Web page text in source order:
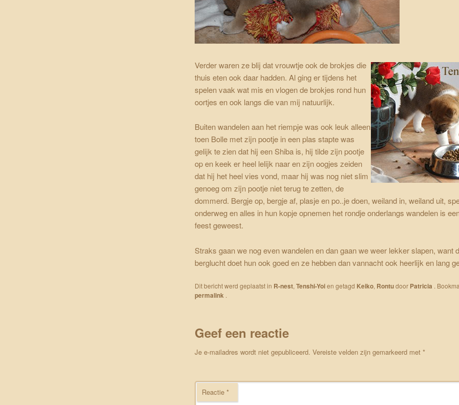
Verder waren ze blij dat vrouwtje ook de brokjes die
thuis eten ook daar hadden. Al ging er tijdens het
spelen vaak wat mis en vlogen de brokjes rond hun
oortjes en ook langs die van mij natuurlijk.
Buiten wandelen aan het riempje was ook leuk alleen
toen Bolle met zijn pootje in een plas stapte was
gelijk te zien dat hij een Shiba is, hij tilde zijn pootje
op en keek er heel lelijk naar en zijn oogjes zeiden
dat hij het heel vies vond, maar hij was nog niet slim
genoeg om zijn pootje niet terug te zetten, de
dommerd. Bergje op, bergje af, plasje en po..je doen, weiland in, weiland uit,
onderweg en alles in hun kopje opnemen het rondje onderlangs wandelen is
feest geweest.
Straks gaan we nog even wandelen en dan gaan we weer lekker slapen, want
berglucht doet hun ook goed en ze hebben dan vannacht ook heerlijk en lang
Dit bericht werd geplaatst in R-nest, Tenshi-Yoien getagd Keiko, Rontudoor Patricia .
permalink .
Geef een reactie
Je e-mailadres wordt niet gepubliceerd. Vereiste velden zijn gemarkeerd met *
Reactie *